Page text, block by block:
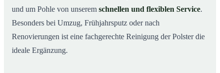
und um Pohle von unserem schnellen und flexiblen Service.
Besonders bei Umzug, Frühjahrsputz oder nach
Renovierungen ist eine fachgerechte Reinigung der Polster die
ideale Ergänzung.